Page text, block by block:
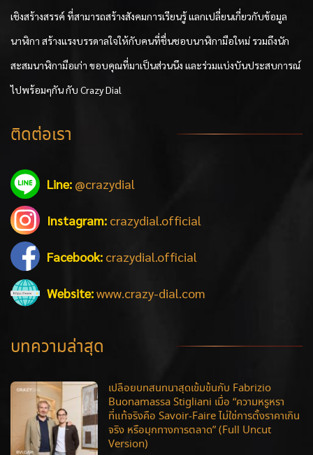
เชิงสร้างสรรค์ ที่สามารถสร้างสังคมการเรียนรู้ แลกเปลี่ยนเกี่ยวกับข้อมูล
นาฬิกา สร้างแรงบรรดาลใจให้กับคนที่ชื่นชอบนาฬิกามือใหม่ รวมถึงนัก
สะสมนาฬิกามือเก่า ขอบคุณที่มาเป็นส่วนนึง และร่วมแบ่งบันประสบการณ์
ไปพร้อมๆกัน กับ Crazy Dial
ติดต่อเรา
Line: @crazydial
Instagram: crazydial.official
Facebook: crazydial.official
Website:www.crazy-dial.com
บทความล่าสุด
เปลือยบทสนทนาสุดเข้มข้นกับ Fabrizio
Buonamassa Stigliani เมื่อ “ความหรูหรา
ที่แท้จริงคือ Savoir-Faire ไม่ใช่การตั้งราคาเกิน
จริง หรือมุกทางการตลาด” (Full Uncut
Version)